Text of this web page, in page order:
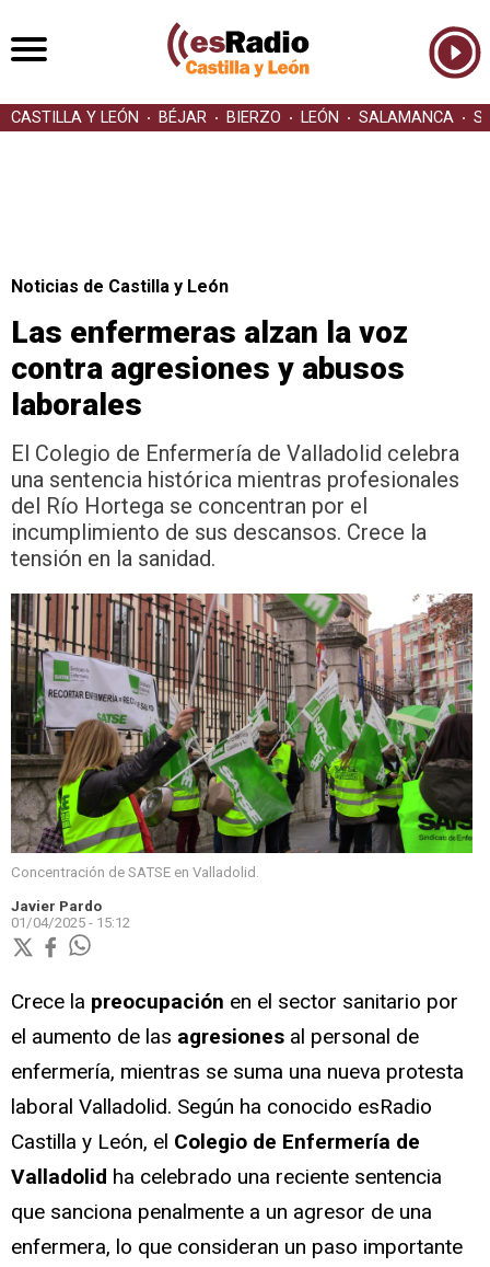
CASTILLA Y LEÓN BÉJAR BIERZO LEÓN SALAMANCA
Noticias de Castilla y León
Las enfermeras alzan la voz
contra agresiones y abusos
laborales
El Colegio de Enfermería de Valladolid celebra
una sentencia histórica mientras profesionales
del Río Hortega se concentran por el
incumplimiento de sus descansos. Crece la
tensión en la sanidad.
Concentración de SATSE en Valladolid.
Javier Pardo
01/04/2025 - 15:12
Crece la preocupación en el sector sanitario por
el aumento de las agresiones al personal de
enfermería, mientras se suma una nueva protesta
laboral Valladolid. Según ha conocido esRadio
Castilla y León, el Colegio de Enfermería de
Valladolid ha celebrado una reciente sentencia
que sanciona penalmente a un agresor de una
enfermera, lo que consideran un paso importante